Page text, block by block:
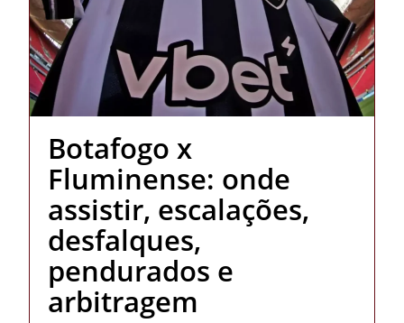
Botafogo x
Fluminense: onde
assistir, escalações,
desfalques,
pendurados e
arbitragem